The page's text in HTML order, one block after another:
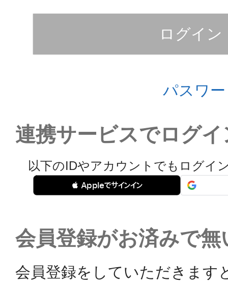
ログイン
パスワ
連携サービスでログ
以下のIDやアカウントでもログイ
 Appleでサインイン
会員登録がお済みで
会員登録をしていただきます